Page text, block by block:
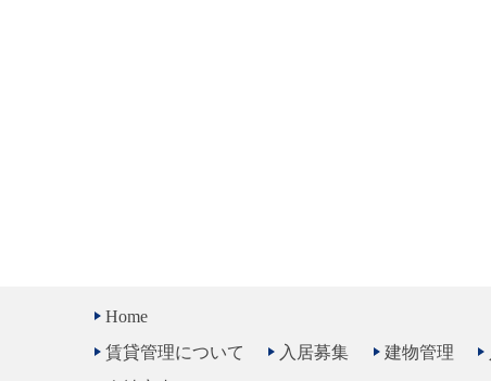
Home
賃貸管理について
入居募集 建物管理